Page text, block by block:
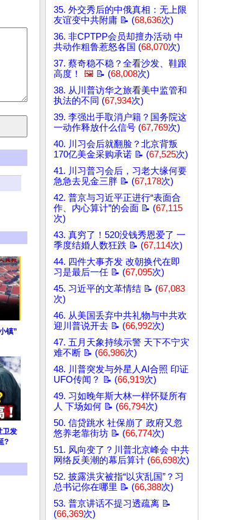
镇”
卫发
?
35. 外交秀后的中俄真相：无上限
友谊变中共附庸 📝 (68,636次)
36. 非CPTPP会员却擅办活动 中
共动作粗鲁惹怒各国 (68,070次)
37. 蔡奇稳不稳？全看沙发、鞋跟
高度！
🖼️ 📝 (68,008次)
38. 从川普访华之旅看美中监管和
执法的不同 (67,934次)
39. 李强出手取消户籍？国务院这
一动作释放什么信号 (67,769次)
40. 川习会后就翻脸？北京背叛
170亿美金采购承诺 📝 (67,525次)
41. 川习普习会后，习老大缘何要
急急去见金三胖 📝 (67,178次)
42. 普京与习近平正进行“表面合
作、内心算计”的会面 📝 (67,115
次)
43. 真穷了！520没钱秀恩爱了 一
季度结婚人数狂跌 📝 (67,114次)
44. 四件大事齐发 改朝换代在即
习是最后一任 📝 (67,095次)
45. 习近平的文革情结 📝 (67,083
次)
46. 从美国丢弃中共礼物与中共欢
迎川普说开去 📝 (66,992次)
47. 五月天象持续示警 天下不宁灾
难不断 📝 (66,986次)
48. 川普突发与外星人AI合照 印证
UFO传闻？ 📝 (66,919次)
49. 习如晚年斯大林一样怀疑所有
人 下场如何 📝 (66,794次)
50. 信贷跳水 社保崩了 政府又忽
悠养老靠街坊 📝 (66,774次)
51. 风向变了？川普北京峰会 中共
网络反美潮的幕后算计 (66,698次)
52. 披露洪灾被指“以灾乱国”？习
总书记你在哪里 📝 (66,388次)
53. 普京讲话不提习透疏离 📝
(66,369次)